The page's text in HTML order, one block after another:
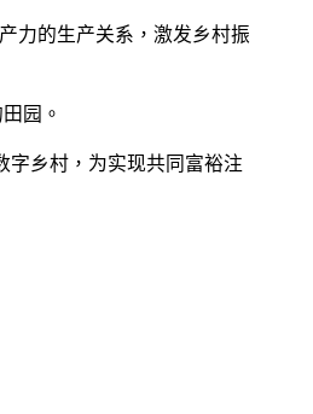
力的生产关系，激发乡村振
园。
字乡村，为实现共同富裕注